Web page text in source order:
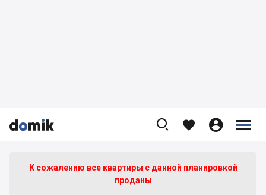


    


К сожалению все квартиры c данной планировкой
проданы